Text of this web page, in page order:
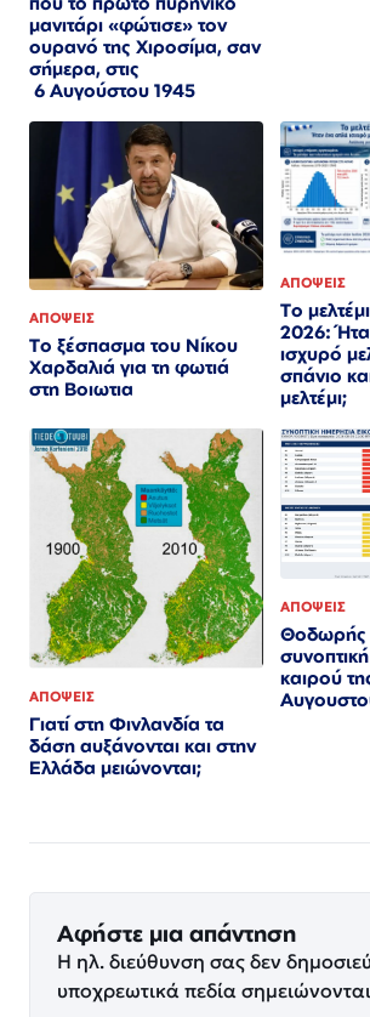
μανιτάρι «φώτισε» τον
ουρανό της Χιροσίμα, σαν
σήμερα, στις
6 Αυγούστου 1945
ΑΠΟΨΕΙΣ
Το ξέσπασμα του Νίκου
Χαρδαλιά για τη φωτιά
στη Βοιωτια
ΑΠΟΨΕΙΣ
Το
2026:
ισχυρό
σπάνιο
μελτέμι;
ΑΠΟΨΕΙΣ
Γιατί στη Φινλανδία τα
δάση αυξάνονται και στην
Ελλάδα μειώνονται;
ΑΠΟΨΕΙΣ
Θοδωρής
καιρού
Αφήστε μια απάντηση
Η ηλ. διεύθυνση σας δεν
υποχρεωτικά πεδία